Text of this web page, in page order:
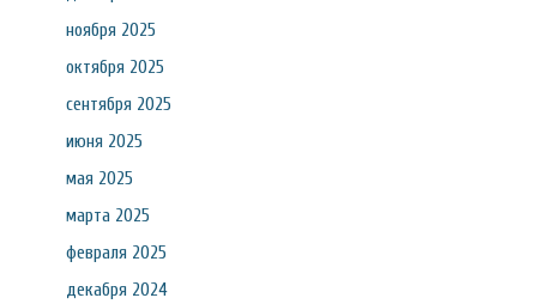
ноября 2025
октября 2025
сентября 2025
июня 2025
мая 2025
марта 2025
февраля 2025
декабря 2024